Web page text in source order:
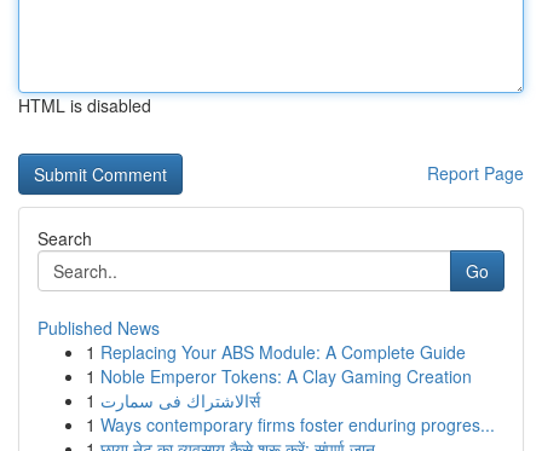
HTML is disabled
Report Page
Search
Go
Published News
1 Replacing Your ABS Module: A Complete Guide
1 Noble Emperor Tokens: A Clay Gaming Creation
1
الاشتراك فى سمارتर्स
1 Ways contemporary firms foster enduring progres...